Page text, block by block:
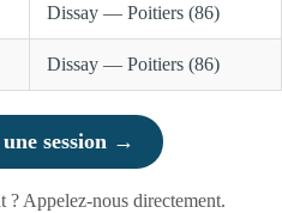
Dissay — Poitiers (86)
Dissay — Poitiers (86)
session →
? Appelez-nous directement.